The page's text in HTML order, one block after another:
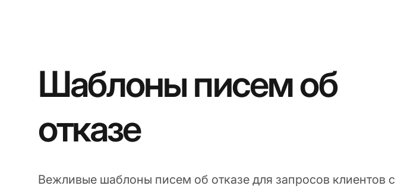
Шаблоны писем об
отказе
Вежливые шаблоны писем об отказе для запросов клиентов с